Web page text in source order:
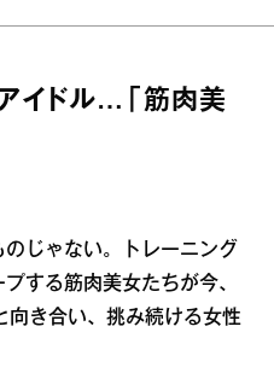
イドル…「筋肉美
じゃない。トレーニング
する筋肉美女たちが今、
向き合い、挑み続ける女性